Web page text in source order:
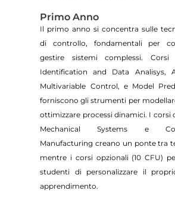
Primo Anno
Il primo anno si concentra sulle
di controllo, fondamentali per
gestire sistemi complessi. Corsi
Identification and Data Analisys,
Multivariable Control, e Model
forniscono gli strumenti per
ottimizzare processi dinamici. I corsi
Mechanical Systems e
Manufacturing creano un ponte tra
mentre i corsi opzionali (10 CFU)
studenti di personalizzare il
apprendimento.